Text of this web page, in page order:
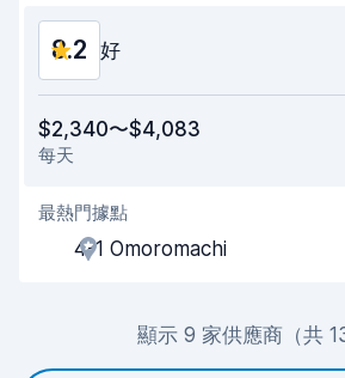
車況
8.2 好
易於尋找
代理商效率
取車速度
$2,340〜$4,083
每天
最熱門據點
4-1 Omoromachi
顯示 9 家供應商（共